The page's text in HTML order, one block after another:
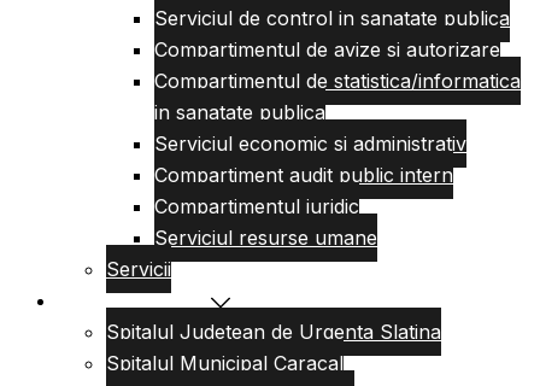
Serviciul de control in sanatate publica
Compartimentul de avize si autorizare
Compartimentul de statistica/informatica
in sanatate publica
Serviciul economic si administrativ
Compartiment audit public intern
Compartimentul juridic
Serviciul resurse umane
Servicii
Reteaua sanitara
Spitalul Judetean de Urgenta Slatina
Spitalul Municipal Caracal